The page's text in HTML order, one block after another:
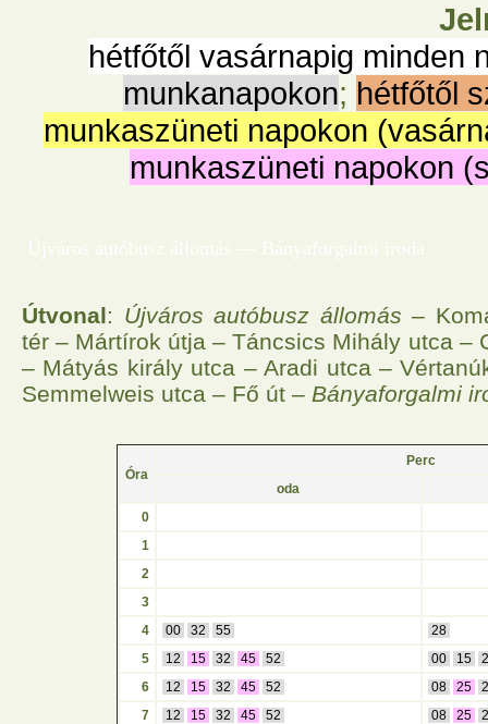
hétfőtől vasárnapig minden
munkanapokon; hétfőtől
munkaszüneti napokon
munkaszüneti napokon
Útvonal: Újváros autóbusz állomás –
tér – Mártírok útja – Táncsics Mihály utca –
– Mátyás király utca – Aradi utca –
Semmelweis utca – Fő út – Bányaforgalmi
Óra
Perc
oda
0
1
2
3
4
00 32 55
28
5
12 15 32 45 52 00 15
6
12 15 32 45 52 08 25
7
12 15 32 45 52 08 25